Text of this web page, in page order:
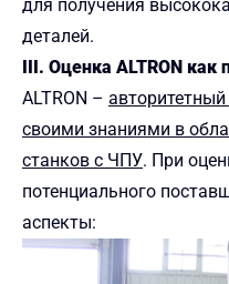
для получения
деталей.
III. Оценка ALTRON как
ALTRON –
своими знаниями в
станков с ЧПУ. При
потенциального
аспекты: